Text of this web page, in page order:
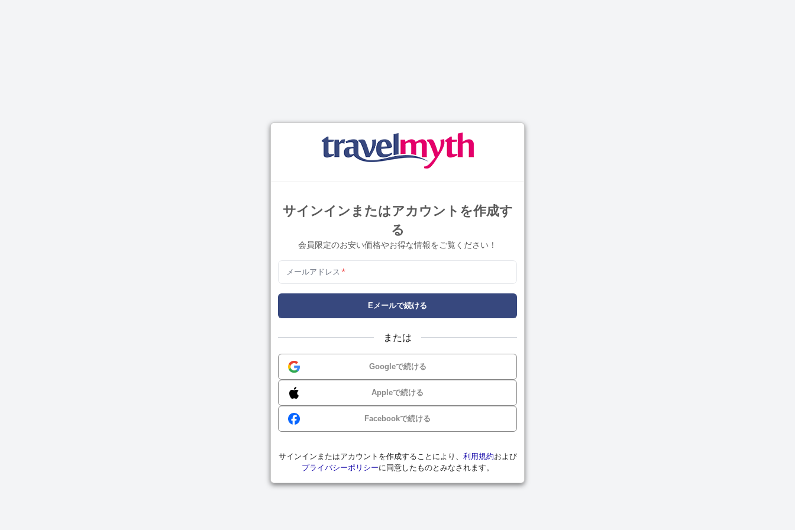
サインインまたはアカウントを作成す
る
会員限定のお安い価格やお得な情報をご覧ください！
メールアドレス *
Eメールで続ける
または
Googleで続ける
Appleで続ける
Facebookで続ける
サインインまたはアカウントを作成することにより、 利用規約および
プライバシーポリシーに同意したものとみなされます。